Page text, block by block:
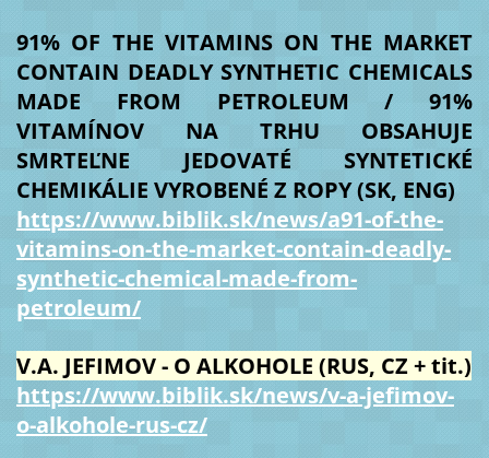
91% OF THE VITAMINS ON THE MARKET
CONTAIN DEADLY SYNTHETIC CHEMICALS
MADE FROM PETROLEUM / 91%
VITAMÍNOV NA TRHU OBSAHUJE
SMRTEĽNE JEDOVATÉ SYNTETICKÉ
CHEMIKÁLIE VYROBENÉ Z ROPY (SK, ENG)
https://www.biblik.sk/news/a91-of-the-
vitamins-on-the-market-contain-deadly-
synthetic-chemical-made-from-
petroleum/
V.A. JEFIMOV - O ALKOHOLE (RUS, CZ + tit.)
https://www.biblik.sk/news/v-a-jefimov-
o-alkohole-rus-cz/